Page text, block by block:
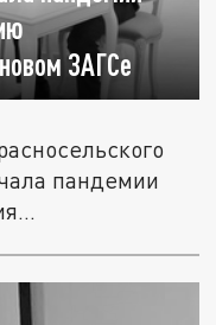
ЗАГСе
пандемии